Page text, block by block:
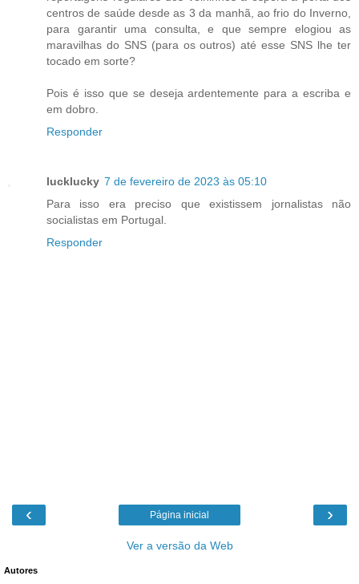
centros de saúde desde as 3 da manhã, ao frio do Inverno,
para garantir uma consulta, e que sempre elogiou as
maravilhas do SNS (para os outros) até esse SNS lhe ter
tocado em sorte?
Pois é isso que se deseja ardentemente para a escriba e
em dobro.
Responder
lucklucky 7 de fevereiro de 2023 às 05:10
Para isso era preciso que existissem jornalistas não
socialistas em Portugal.
Responder
‹ ›
Página inicial
Ver a versão da Web
Autores